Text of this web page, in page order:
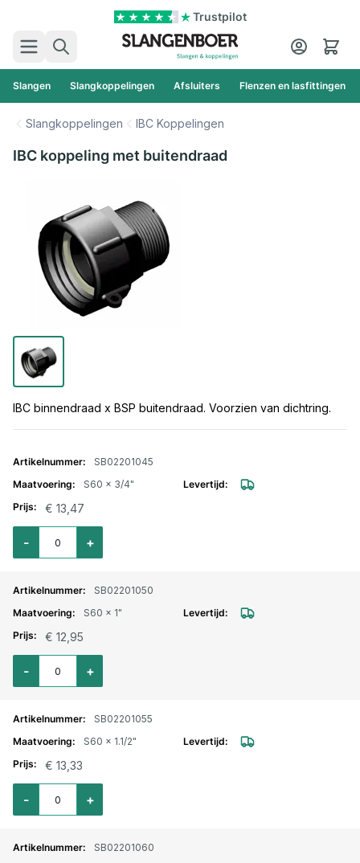
Trustpilot
Zoek
Cart
Slangen Slangkoppelingen Afsluiters Flenzen en lasfittingen
Slangkoppelingen IBC Koppelingen
IBC koppeling met buitendraad
IBC binnendraad x BSP buitendraad. Voorzien van dichtring.
SB02201045
S60 x 3/4"
€ 13,47
Aantal voor IBC koppeling S60x6 bi.dr. x 3/4" bu.dr.
+
-
SB02201050
S60 x 1"
€ 12,95
Aantal voor IBC koppeling S60x6 bi.dr. x 1" bu.dr.
+
-
SB02201055
S60 x 1.1/2"
€ 13,33
Aantal voor IBC koppeling S60x6 bi.dr. x 1.1/2" bu.dr.
+
-
SB02201060